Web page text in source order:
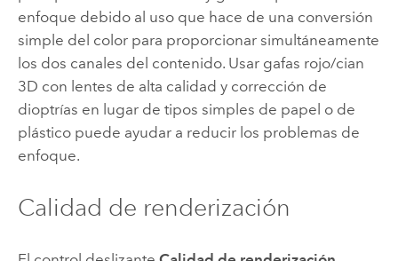
enfoque debido al uso que hace de una conversión
simple del color para proporcionar simultáneamente
los dos canales del contenido. Usar gafas rojo/cian
3D con lentes de alta calidad y corrección de
dioptrías en lugar de tipos simples de papel o de
plástico puede ayudar a reducir los problemas de
enfoque.
Calidad de renderización